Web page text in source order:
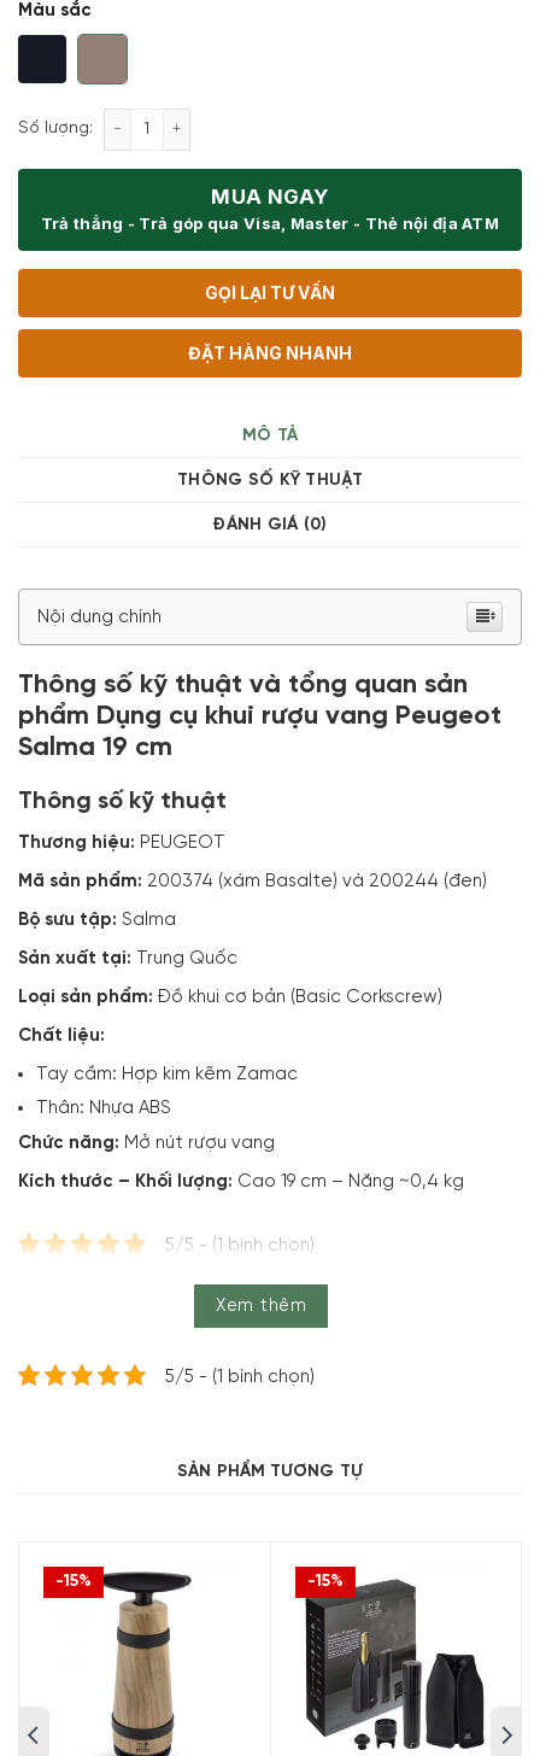
Màu sắc
Số lượng: Dụng cụ khui rượu vang Peugeot Salma 19 cm số
MUA NGAY
Trả thẳng - Trả góp qua Visa, Master - Thẻ nội địa ATM
GỌI LẠI TƯ VẤN
ĐẶT HÀNG NHANH
MÔ TẢ
THÔNG SỐ KỸ THUẬT
ĐÁNH GIÁ (0)
Nội dung chính
Thông số kỹ thuật và tổng quan sản
phẩm Dụng cụ khui rượu vang Peugeot
Salma 19 cm
Thông số kỹ thuật
Thương hiệu: PEUGEOT
Mã sản phẩm: 200374 (xám Basalte) và 200244 (đen)
Bộ sưu tập: Salma
Sản xuất tại: Trung Quốc
Loại sản phẩm: Đồ khui cơ bản (Basic Corkscrew)
Chất liệu:
Tay cầm: Hợp kim kẽm Zamac
Thân: Nhựa ABS
Chức năng: Mở nút rượu vang
Kích thước – Khối lượng: Cao 19 cm – Nặng ~0,4 kg
5/5 - (1 bình chọn)
Xem thêm
5/5 - (1 bình chọn)
SẢN PHẨM TƯƠNG TỰ
-15% -15%